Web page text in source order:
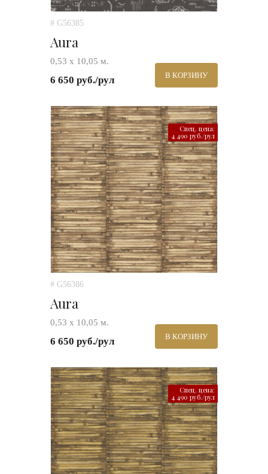
# G56385
Aura
0,53 х 10,05 м.
6 650 руб./рул В КОРЗИНУ
Спец. цена:
4 490 руб./рул
# G56386
Aura
0,53 х 10,05 м.
6 650 руб./рул В КОРЗИНУ
Спец. цена:
4 490 руб./рул